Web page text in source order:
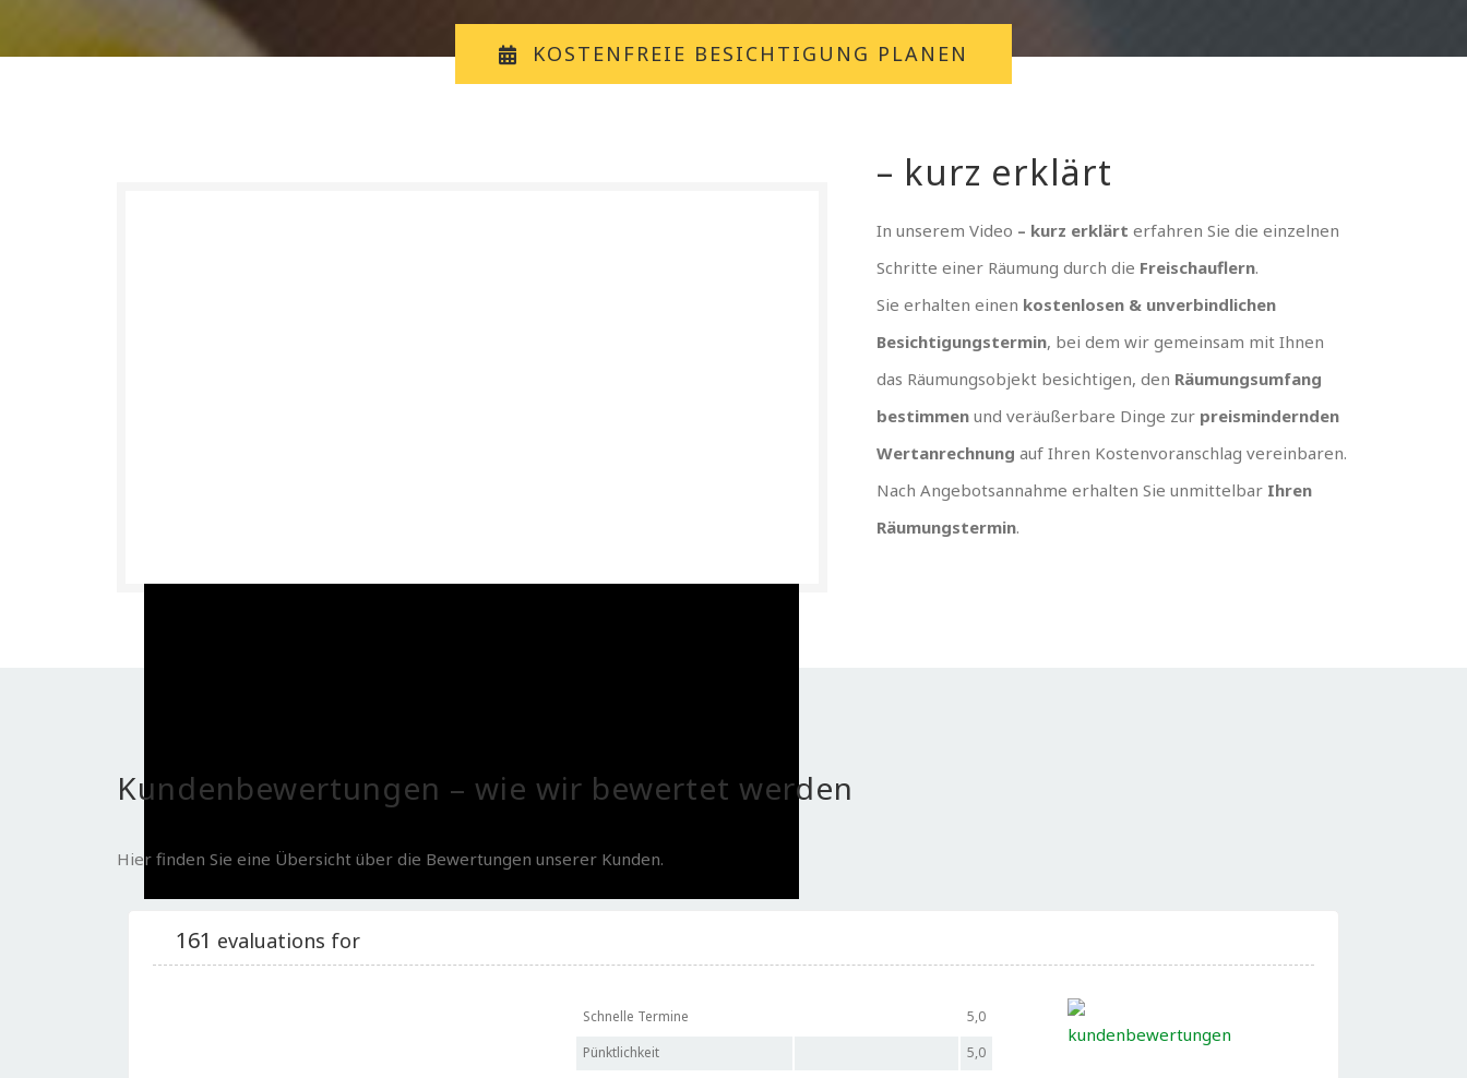
KOSTENFREIE BESICHTIGUNG PLANEN
– kurz erklärt
In unserem Video – kurz erklärt erfahren Sie die einzelnen
Schritte einer Räumung durch die Freischauflern.
Sie erhalten einen kostenlosen & unverbindlichen
Besichtigungstermin, bei dem wir gemeinsam mit Ihnen
das Räumungsobjekt besichtigen, den Räumungsumfang
bestimmen und veräußerbare Dinge zur preismindernden
Wertanrechnung auf Ihren Kostenvoranschlag vereinbaren.
Nach Angebotsannahme erhalten Sie unmittelbar Ihren
Räumungstermin.
Kundenbewertungen – wie wir bewertet werden
Hier finden Sie eine Übersicht über die Bewertungen unserer Kunden.
161 evaluations for
Schnelle Termine
5,0
Pünktlichkeit
5,0